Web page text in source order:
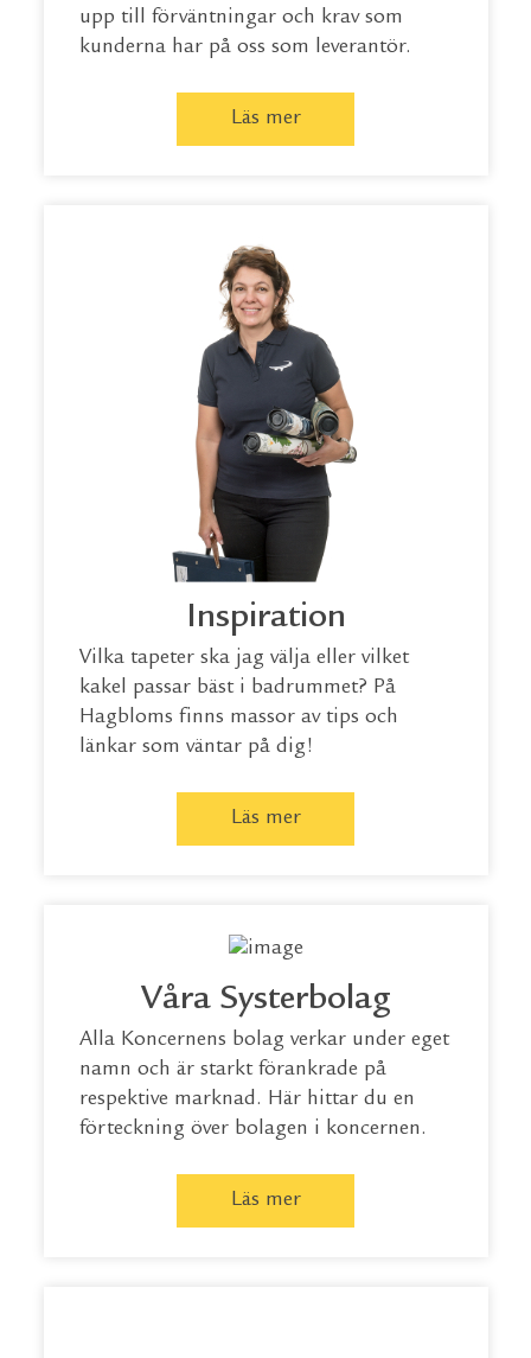
upp till förväntningar och krav som
kunderna har på oss som leverantör.
Läs mer
Inspiration
Vilka tapeter ska jag välja eller vilket
kakel passar bäst i badrummet? På
Hagbloms finns massor av tips och
länkar som väntar på dig!
Läs mer
Våra Systerbolag
Alla Koncernens bolag verkar under eget
namn och är starkt förankrade på
respektive marknad. Här hittar du en
förteckning över bolagen i koncernen.
Läs mer